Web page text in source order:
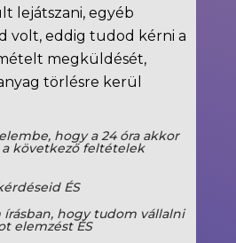
lejátszani, egyéb
volt, eddig tudod kérni a
megküldését,
törlésre kerül
hogy a 24 óra akkor
következő feltételek
ÉS
írásban, hogy tudom vállalni
elemzést ÉS